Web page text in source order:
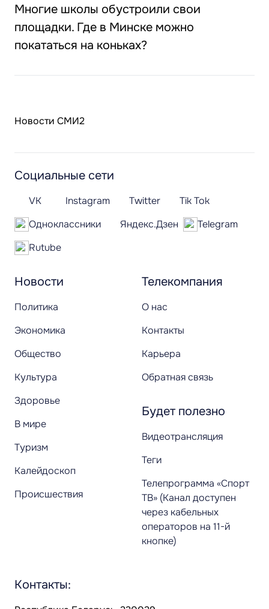
Многие школы обустроили свои
площадки. Где в Минске можно
покататься на коньках?
Новости СМИ2
Новости
Политика
Экономика
Общество
Культура
Здоровье
В мире
Туризм
Калейдоскоп
Происшествия
Телекомпания
О нас
Контакты
Карьера
Обратная связь
Будет полезно
Видеотрансляция
Теги
Телепрограмма «Спорт
ТВ» (Канал доступен
через кабельных
операторов на 11-й
кнопке)
Социальные сети
VK Instagram Twitter
Tik Tok
Одноклассники
Яндекс.Дзен
Telegram
Rutube
Контакты: